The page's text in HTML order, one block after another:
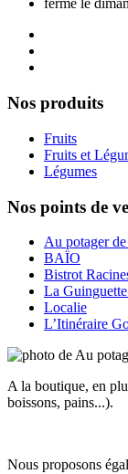
fermé le
Nos produits
Fruits
Fruits et
Légumes
Nos points de
Au potager
BAÏO
Bistrot
La
Localie
L’Itinéraire
A la boutique, en
boissons, pains...).
Nous proposons